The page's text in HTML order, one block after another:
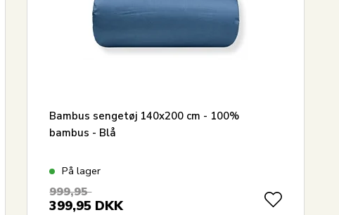
Bambus sengetøj 140x200 cm - 100%
bambus - Blå
På lager
999,95
399,95 DKK